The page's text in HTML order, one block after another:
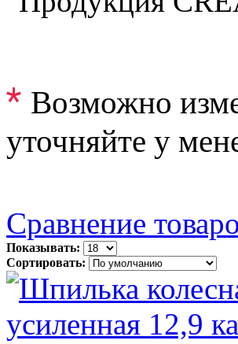
* Возможно
уточняйте у
Сравнение
Показывать:
Сортировать: